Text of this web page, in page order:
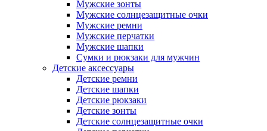
Мужские зонты
Мужские солнцезащитные очки
Мужские ремни
Мужские перчатки
Мужские шапки
Сумки и рюкзаки для мужчин
Детские аксессуары
Детские ремни
Детские шапки
Детские рюкзаки
Детские зонты
Детские солнцезащитные очки